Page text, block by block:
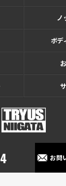
お問
ノ
ボデ
ならTRYUS NIIGATA